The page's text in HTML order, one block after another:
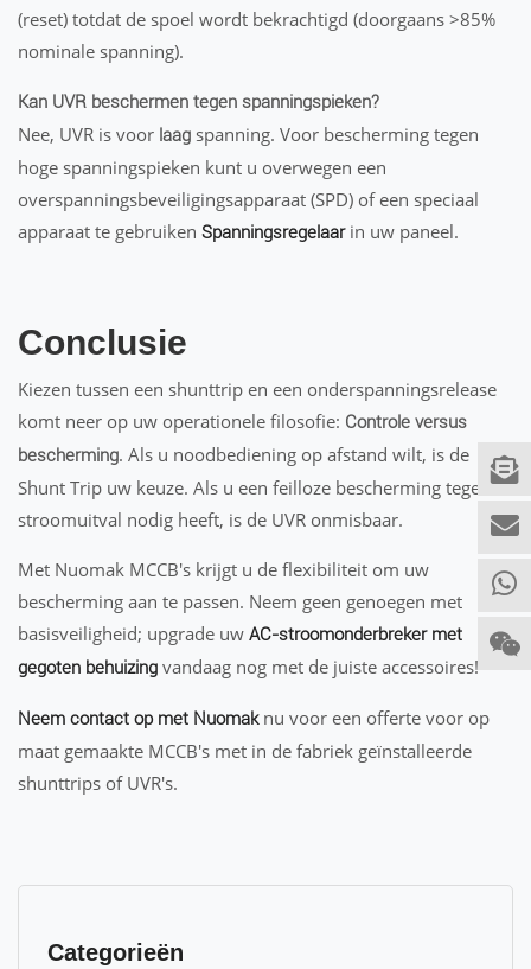
(reset) totdat de spoel wordt bekrachtigd (doorgaans >85%
nominale spanning).
Kan UVR beschermen tegen spanningspieken?
Nee, UVR is voor laag spanning. Voor bescherming tegen
hoge spanningspieken kunt u overwegen een
overspanningsbeveiligingsapparaat (SPD) of een speciaal
apparaat te gebruiken Spanningsregelaarin uw paneel.
Conclusie
Kiezen tussen een shunttrip en een onderspanningsrelease
komt neer op uw operationele filosofie: Controle versus
bescherming. Als u noodbediening op afstand wilt, is de
Shunt Trip uw keuze. Als u een feilloze bescherming tegen
stroomuitval nodig heeft, is de UVR onmisbaar.
Met Nuomak MCCB's krijgt u de flexibiliteit om uw
bescherming aan te passen. Neem geen genoegen met
basisveiligheid; upgrade uw AC-stroomonderbreker met
gegoten behuizing vandaag nog met de juiste accessoires!
Neem contact op met Nuomaknu voor een offerte voor op
maat gemaakte MCCB's met in de fabriek geïnstalleerde
shunttrips of UVR's.
Categorieën